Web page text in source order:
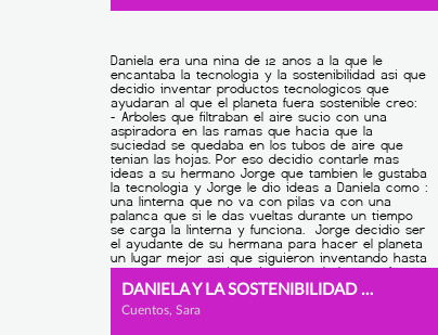
DANIELA Y LA SOSTENIBILIDAD EN LA ERA DIGITAL
Cuentos, Sara